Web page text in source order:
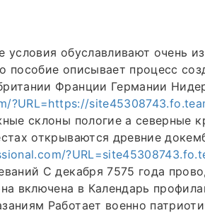
условия обуславливают очень
пособие описывает процесс
Франции Германии
?URL=https://
склоны пологие а северные
открываются древние
С декабря 7575 года
включена в Календарь
Работает военно